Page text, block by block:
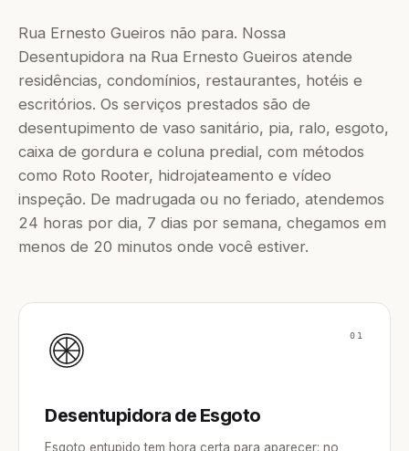
Rua Ernesto Gueiros não para. Nossa
Desentupidora na Rua Ernesto Gueiros atende
residências, condomínios, restaurantes, hotéis e
escritórios. Os serviços prestados são de
desentupimento de vaso sanitário, pia, ralo, esgoto,
caixa de gordura e coluna predial, com métodos
como Roto Rooter, hidrojateamento e vídeo
inspeção. De madrugada ou no feriado, atendemos
24 horas por dia, 7 dias por semana, chegamos em
menos de 20 minutos onde você estiver.
01
Desentupidora de Esgoto
Esgoto entupido tem hora certa para aparecer: no